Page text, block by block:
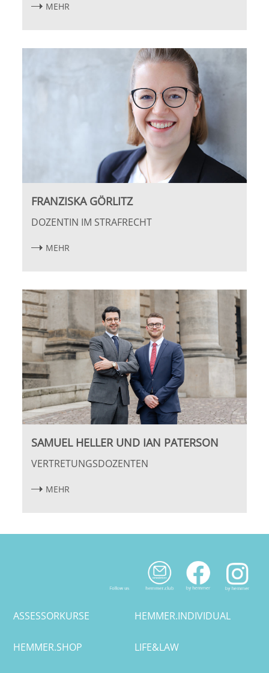
MEHR
FRANZISKA GÖRLITZ
DOZENTIN IM STRAFRECHT
MEHR
SAMUEL HELLER UND IAN PATERSON
VERTRETUNGSDOZENTEN
MEHR
ASSESSORKURSE HEMMER.INDIVIDUAL
HEMMER.SHOP LIFE&LAW